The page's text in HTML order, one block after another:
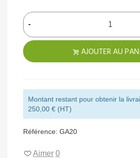
-
AJOUTER AU
Montant restant pour obtenir la
250,00 € (HT)
Référence: GA20
Aimer 0